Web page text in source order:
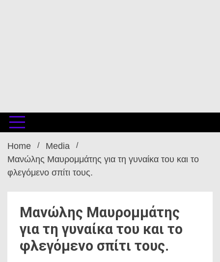
Home
Media
Μανώλης Μαυρομμάτης για τη γυναίκα του και το
φλεγόμενο σπίτι τους.
Μανώλης Μαυρομμάτης
για τη γυναίκα του και το
φλεγόμενο σπίτι τους.